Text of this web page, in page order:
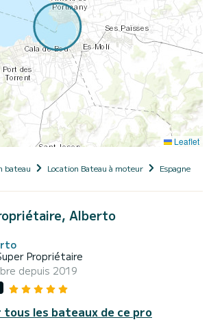
Leaflet
bateau Location Bateau à moteur Espagne
Alberto
Propriétaire
depuis 2019
tous les bateaux de ce pro